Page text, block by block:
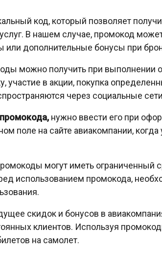
код, который позволяет
В нашем случае, промокод
или дополнительные бонусы при
можно получить при выполнении
участие в акции, покупка
через социальные
нужно ввести его при
поле на сайте авиакомпании,
могут иметь ограниченный
использованием промокода,
скидок и бонусов в
клиентов. Используя
на самолет.